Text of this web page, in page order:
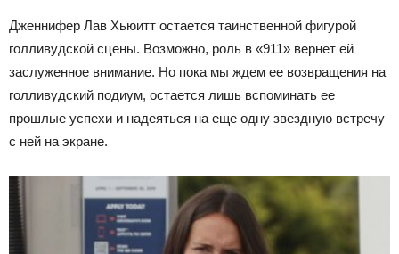
Дженнифер Лав Хьюитт остается таинственной фигурой
голливудской сцены. Возможно, роль в «911» вернет ей
заслуженное внимание. Но пока мы ждем ее возвращения на
голливудский подиум, остается лишь вспоминать ее
прошлые успехи и надеяться на еще одну звездную встречу
с ней на экране.